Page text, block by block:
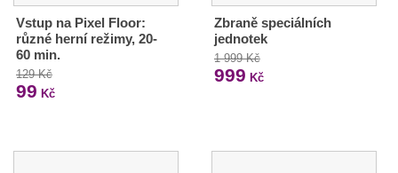
Vstup na Pixel Floor:
různé herní režimy, 20-
60 min.
129 Kč
99 Kč
Zbraně speciálních
jednotek
1 999 Kč
999 Kč